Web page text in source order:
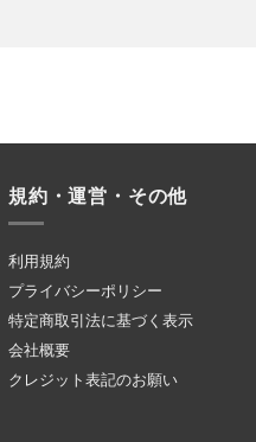
規約・運営・その他
利用規約
プライバシーポリシー
特定商取引法に基づく表示
会社概要
クレジット表記のお願い